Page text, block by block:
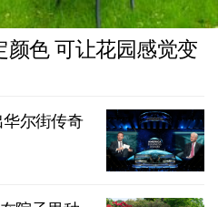
色 可让花园感觉变
尔街传奇